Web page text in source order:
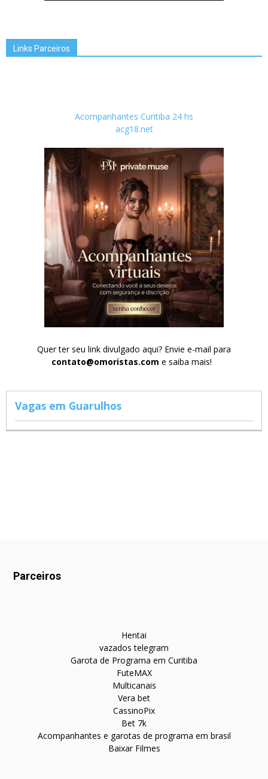
Links Parceiros
Acompanhantes Curitiba 24 hs
acg18.net
Quer ter seu link divulgado aqui? Envie e-mail para
contato@omoristas.com e saiba mais!
Vagas em Guarulhos
Parceiros
Hentai
vazados telegram
Garota de Programa em Curitiba
FuteMAX
Multicanais
Vera bet
CassinoPix
Bet 7k
Acompanhantes e garotas de programa em brasil
Baixar Filmes